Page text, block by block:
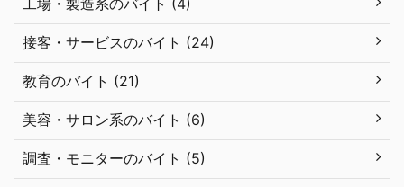
工場・製造系のバイト (4)
接客・サービスのバイト (24)
教育のバイト (21)
美容・サロン系のバイト (6)
調査・モニターのバイト (5)